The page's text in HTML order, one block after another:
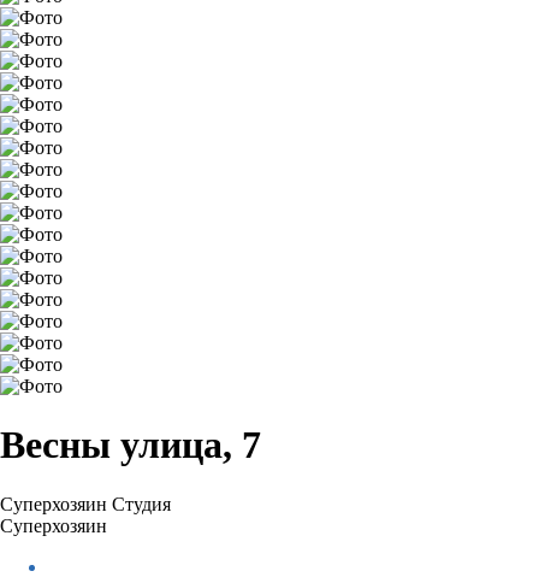
Весны улица, 7
Суперхозяин Студия
Суперхозяин